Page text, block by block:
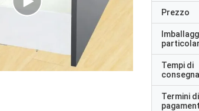
Prezzo
Tempi di
consegna
Termini di